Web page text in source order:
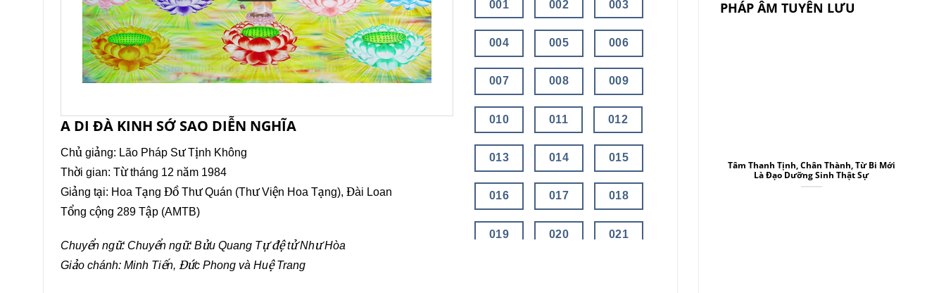
A DI ĐÀ KINH SỚ SAO DIỄN NGHĨA
Chủ giảng: Lão Pháp Sư Tịnh Không
Thời gian: Từ tháng 12 năm 1984
Giảng tại: Hoa Tạng Đồ Thư Quán (Thư Viện Hoa Tạng), Đài Loan
Tổng cộng 289 Tập (AMTB)
Chuyển ngữ: Chuyển ngữ: Bửu Quang Tự đệ tử Như Hòa
Giảo chánh: Minh Tiến, Đức Phong và Huệ Trang
001 002 003
004 005 006
007 008 009
010 011 012
013 014 015
016 017 018
019 020 021
PHÁP ÂM TUYÊN LƯU
Tâm Thanh Tịnh, Chân Thành, Từ Bi Mới
Là Đạo Dưỡng Sinh Thật Sự